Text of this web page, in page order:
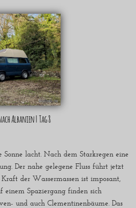
Albanien | Tag 8
lacht. Nach dem Starkregen eine
Der nahe gelegene Fluss führt jetzt
der Wassermassen ist imposant,
Spaziergang finden sich
und auch Clementinenbäume. Das